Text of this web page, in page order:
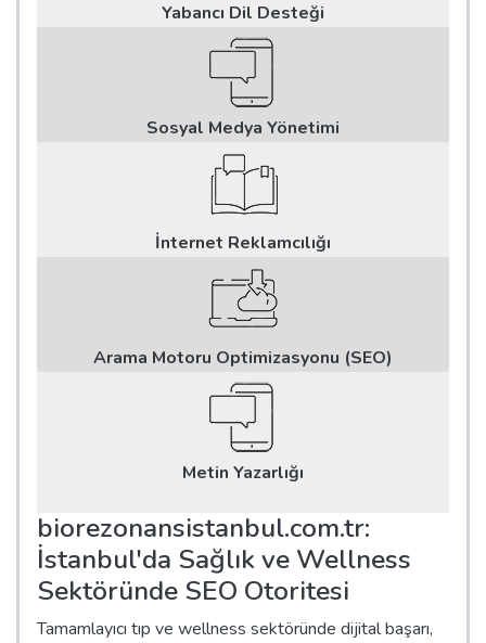
Yabancı Dil Desteği
Sosyal Medya Yönetimi
İnternet Reklamcılığı
Arama Motoru Optimizasyonu (SEO)
Metin Yazarlığı
biorezonansistanbul.com.tr:
İstanbul'da Sağlık ve Wellness
Sektöründe SEO Otoritesi
Tamamlayıcı tıp ve wellness sektöründe dijital başarı,